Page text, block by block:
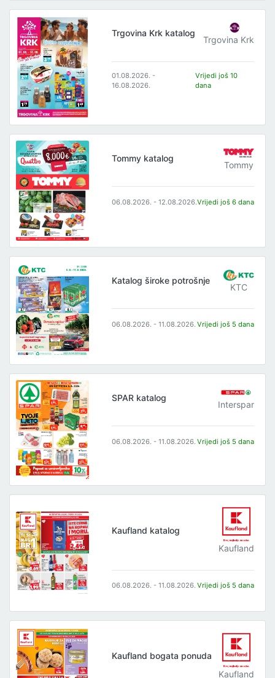
Trgovina Krk katalog
Trgovina Krk
01.08.2026. -
16.08.2026.
Vrijedi još 10
dana
Tommy katalog
Tommy
06.08.2026. - 12.08.2026.Vrijedi još 6 dana
Katalog široke potrošnje
KTC
06.08.2026. - 11.08.2026. Vrijedi još 5 dana
SPAR katalog
Interspar
06.08.2026. - 11.08.2026. Vrijedi još 5 dana
Kaufland katalog
Kaufland
06.08.2026. - 11.08.2026. Vrijedi još 5 dana
Kaufland bogata ponuda
Kaufland